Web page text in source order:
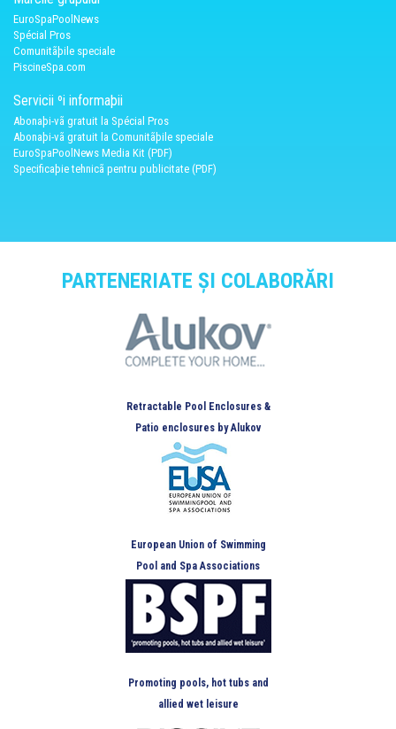
EuroSpaPoolNews
Spécial Pros
Comunitãþile speciale
PiscineSpa.com
Servicii ºi informaþii
Abonaþi-vã gratuit la Spécial Pros
Abonaþi-vã gratuit la Comunitãþile speciale
EuroSpaPoolNews Media Kit (PDF)
Specificaþie tehnicã pentru publicitate (PDF)
PARTENERIATE ȘI COLABORĂRI
Retractable Pool Enclosures &
Patio enclosures by Alukov
European Union of Swimming
Pool and Spa Associations
Promoting pools, hot tubs and
allied wet leisure